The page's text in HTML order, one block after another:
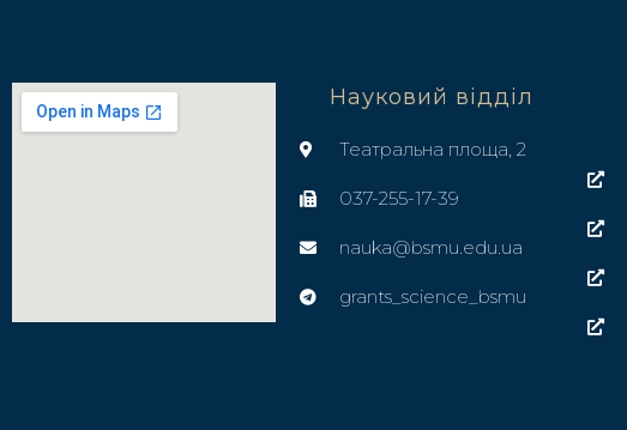
Науковий відділ
Театральна площа, 2
037-255-17-39
nauka@bsmu.edu.ua
grants_science_bsmu